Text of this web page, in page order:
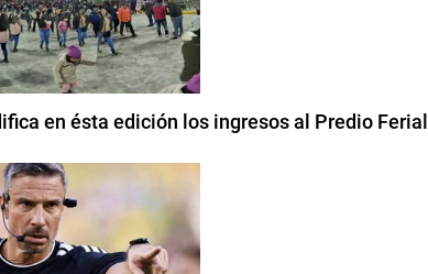
en ésta edición los ingresos al Predio Ferial